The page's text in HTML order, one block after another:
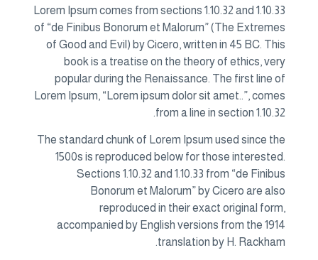
Lorem Ipsum comes from sections 1.10.32 and 1.10.33
of “de Finibus Bonorum et Malorum” (The Extremes
of Good and Evil) by Cicero, written in 45 BC. This
book is a treatise on the theory of ethics, very
popular during the Renaissance. The first line of
Lorem Ipsum, “Lorem ipsum dolor sit amet..”, comes
from a line in section 1.10.32.
The standard chunk of Lorem Ipsum used since the
1500s is reproduced below for those interested.
Sections 1.10.32 and 1.10.33 from “de Finibus
Bonorum et Malorum” by Cicero are also
reproduced in their exact original form,
accompanied by English versions from the 1914
translation by H. Rackham.